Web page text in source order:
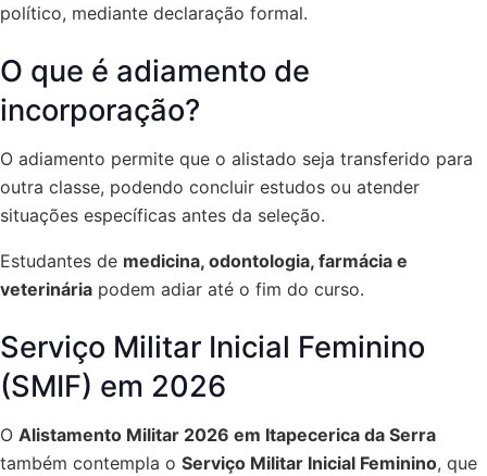
político, mediante declaração formal.
O que é adiamento de
incorporação?
O adiamento permite que o alistado seja transferido para
outra classe, podendo concluir estudos ou atender
situações específicas antes da seleção.
Estudantes de medicina, odontologia, farmácia e
veterinária podem adiar até o fim do curso.
Serviço Militar Inicial Feminino
(SMIF) em 2026
O Alistamento Militar 2026 em Itapecerica da Serra
também contempla o Serviço Militar Inicial Feminino, que